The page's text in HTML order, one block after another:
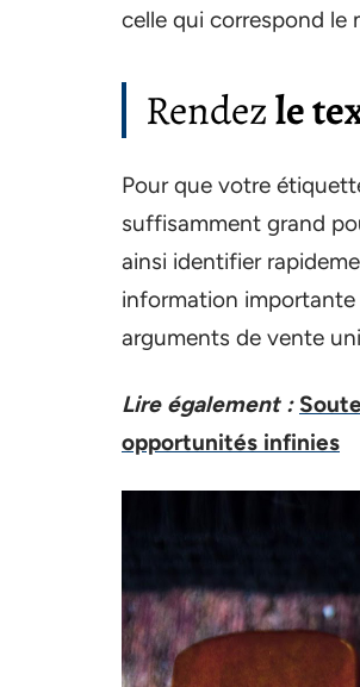
celle qui correspond le
Rendezle
Pour que votre
suffisamment grand
ainsi identifier
information importante
arguments de vente
Lire également :
opportunités infinies